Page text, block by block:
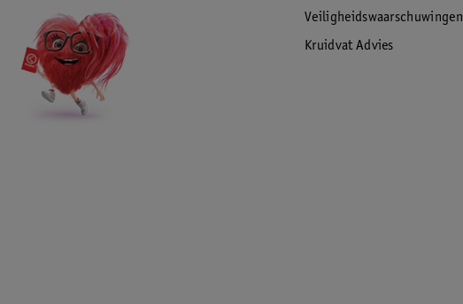
Veiligheidswaarschuwingen
Kruidvat Advies